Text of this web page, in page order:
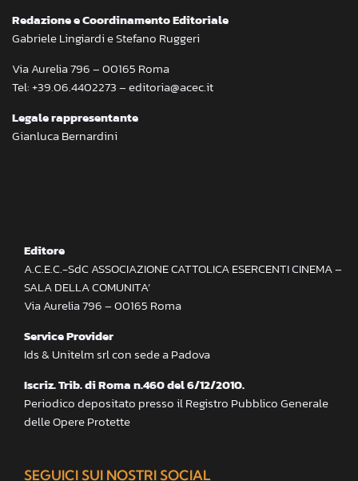
Redazione e Coordinamento Editoriale
Gabriele Lingiardi e Stefano Ruggeri
Via Aurelia 796 – 00165 Roma
Tel: +39.06.4402273 – editoria@acec.it
Legale rappresentante
Gianluca Bernardini
Editore
A.C.E.C.-SdC ASSOCIAZIONE CATTOLICA ESERCENTI CINEMA –
SALA DELLA COMUNITA’
Via Aurelia 796 – 00165 Roma
Service Provider
Ids & Unitelm srl con sede a Padova
Iscriz. Trib. di Roma n.460 del 6/12/2010.
Periodico depositato presso il Registro Pubblico Generale
delle Opere Protette
SEGUICI SUI NOSTRI SOCIAL